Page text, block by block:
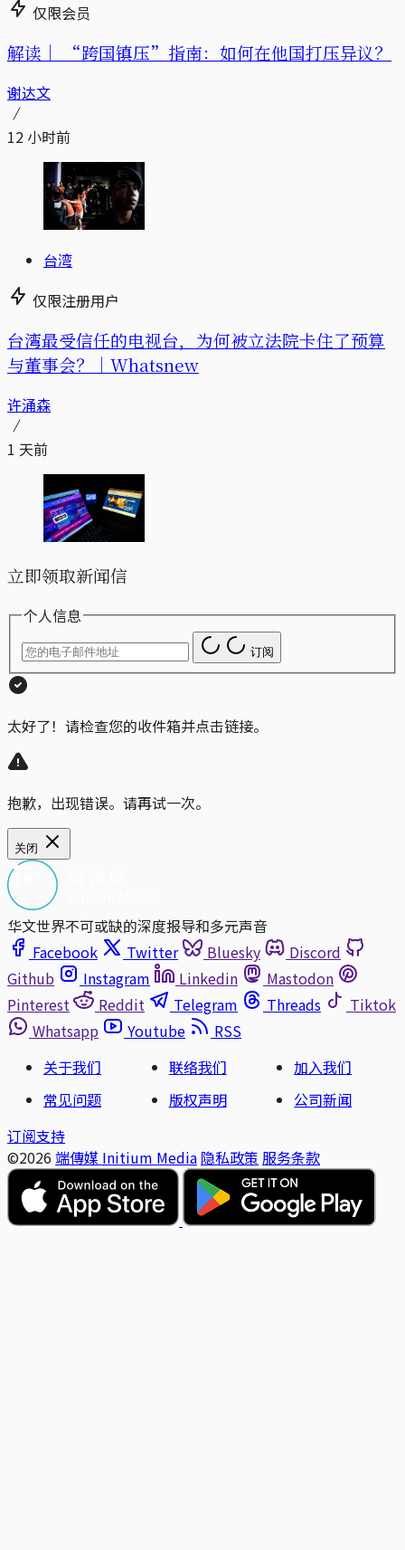
仅限会员
解读｜ “跨国镇压”指南：如何在他国打压异议？
谢达文
12 小时前
台湾
仅限注册用户
台湾最受信任的电视台，为何被立法院卡住了预算
与董事会？｜Whatsnew
许涌森
1 天前
立即领取新闻信
个人信息
订阅
太好了！请检查您的收件箱并点击链接。
抱歉，出现错误。请再试一次。
关闭
华文世界不可或缺的深度报导和多元声音
Facebook
Twitter Bluesky
Discord
Github
Instagram Linkedin
Mastodon
Pinterest
Reddit Telegram Threads
Tiktok
Whatsapp
Youtube
RSS
关于我们
联络我们
加入我们
常见问题
版权声明
公司新闻
订阅支持
©2026 端傳媒 Initium Media 隐私政策 服务条款